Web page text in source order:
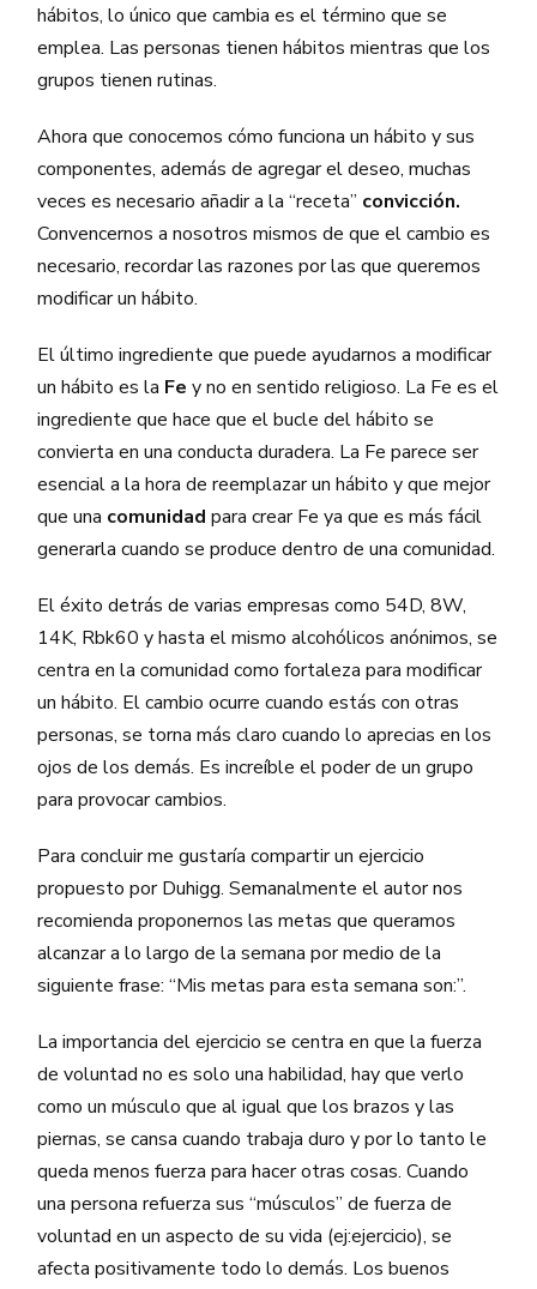
hábitos, lo único que cambia es el término que se
emplea. Las personas tienen hábitos mientras que los
grupos tienen rutinas.
Ahora que conocemos cómo funciona un hábito y sus
componentes, además de agregar el deseo, muchas
veces es necesario añadir a la “receta” convicción.
Convencernos a nosotros mismos de que el cambio es
necesario, recordar las razones por las que queremos
modificar un hábito.
El último ingrediente que puede ayudarnos a modificar
un hábito es la Fe y no en sentido religioso. La Fe es el
ingrediente que hace que el bucle del hábito se
convierta en una conducta duradera. La Fe parece ser
esencial a la hora de reemplazar un hábito y que mejor
que una comunidad para crear Fe ya que es más fácil
generarla cuando se produce dentro de una comunidad.
El éxito detrás de varias empresas como 54D, 8W,
14K, Rbk60 y hasta el mismo alcohólicos anónimos, se
centra en la comunidad como fortaleza para modificar
un hábito. El cambio ocurre cuando estás con otras
personas, se torna más claro cuando lo aprecias en los
ojos de los demás. Es increíble el poder de un grupo
para provocar cambios.
Para concluir me gustaría compartir un ejercicio
propuesto por Duhigg. Semanalmente el autor nos
recomienda proponernos las metas que queramos
alcanzar a lo largo de la semana por medio de la
siguiente frase: “Mis metas para esta semana son:”.
La importancia del ejercicio se centra en que la fuerza
de voluntad no es solo una habilidad, hay que verlo
como un músculo que al igual que los brazos y las
piernas, se cansa cuando trabaja duro y por lo tanto le
queda menos fuerza para hacer otras cosas. Cuando
una persona refuerza sus “músculos” de fuerza de
voluntad en un aspecto de su vida (ej:ejercicio), se
afecta positivamente todo lo demás. Los buenos